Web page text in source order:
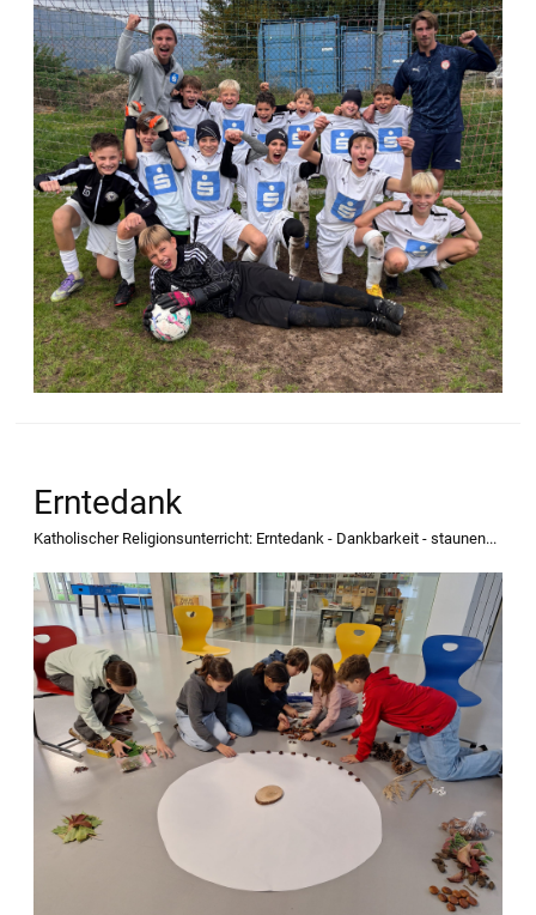
Erntedank
Katholischer Religionsunterricht: Erntedank - Dankbarkeit - staunen...